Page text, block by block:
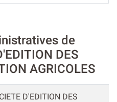
de
DES
AGRICOLES
D'EDITION DES